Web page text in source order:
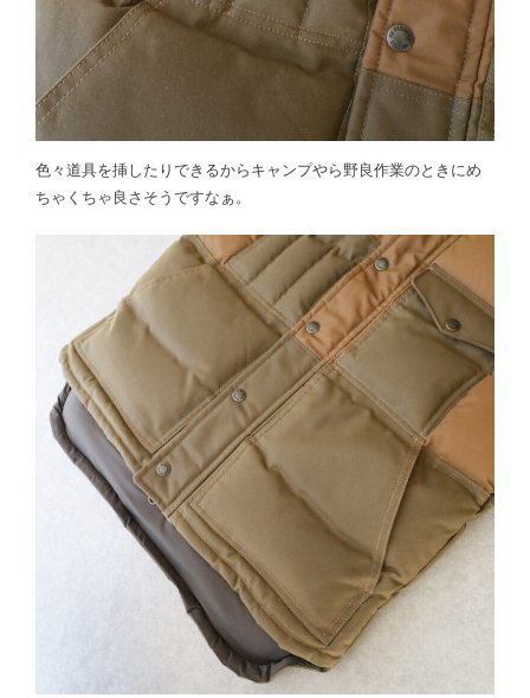
色々道具を挿したりできるからキャンプやら野良作業のときにめ
ちゃくちゃ良さそうですなぁ。